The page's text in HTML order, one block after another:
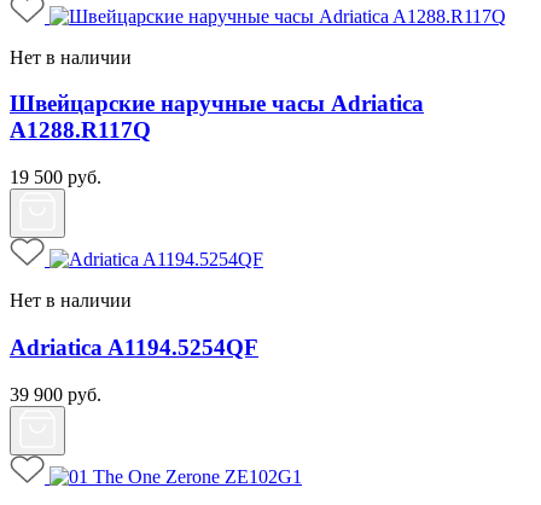
Нет в наличии
Швейцарские наручные часы Adriatica
A1288.R117Q
19 500 руб.
Нет в наличии
Adriatica A1194.5254QF
39 900 руб.